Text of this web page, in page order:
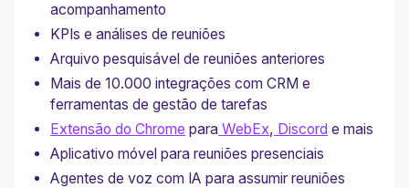
acompanhamento
KPIs e análises de reuniões
Arquivo pesquisável de reuniões anteriores
Mais de 10.000 integrações com CRM e
ferramentas de gestão de tarefas
Extensão do Chrome para WebEx, Discord e mais
Aplicativo móvel para reuniões presenciais
Agentes de voz com IA para assumir reuniões